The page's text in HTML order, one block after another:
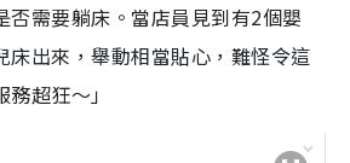
否需要躺床。當店員見到有2個嬰
床出來，舉動相當貼心，難怪令這
超狂～」